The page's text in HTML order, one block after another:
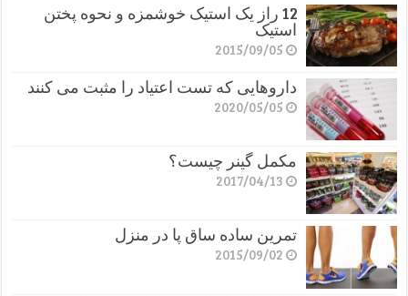
12 راز یک استیک خوشمزه و نحوه پختن
استیک
2015/09/05
داروهایی که تست اعتیاد را مثبت می کنند
2020/05/05
مکمل گینر چیست؟
2017/04/13
تمرین ساده ساق پا در منزل
2015/09/02